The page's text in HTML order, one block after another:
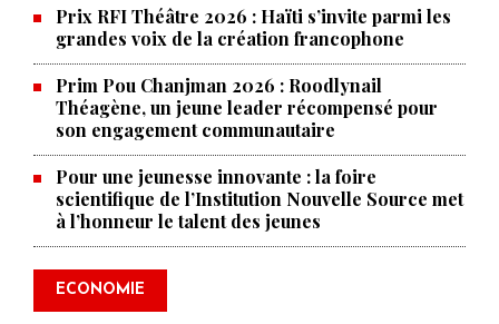
Prix RFI Théâtre 2026 : Haïti s’invite parmi les
grandes voix de la création francophone
Prim Pou Chanjman 2026 : Roodlynail
Théagène, un jeune leader récompensé pour
son engagement communautaire
Pour une jeunesse innovante : la foire
scientifique de l’Institution Nouvelle Source met
à l’honneur le talent des jeunes
ECONOMIE
Produire le savoir pour
transformer Haïti : BRH lance la
2ᵉ édition de ses Journées
scientifiques